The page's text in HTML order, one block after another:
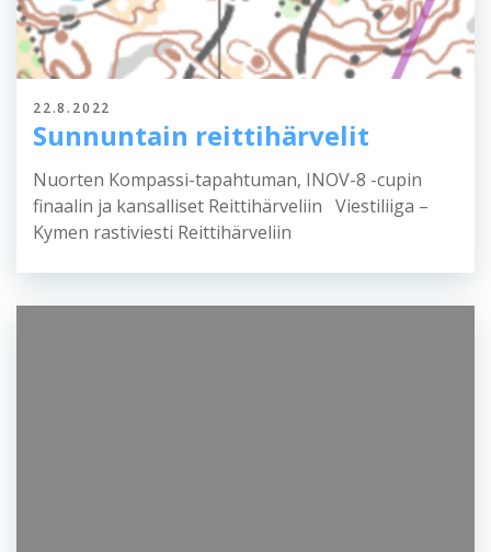
22.8.2022
Sunnuntain reittihärvelit
Nuorten Kompassi-tapahtuman, INOV-8 -cupin
finaalin ja kansalliset Reittihärveliin Viestiliiga –
Kymen rastiviesti Reittihärveliin